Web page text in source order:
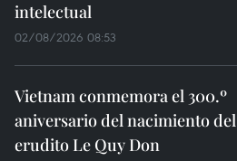
intelectual
02/08/2026 08:53
Vietnam conmemora el 300.º
aniversario del nacimiento del
erudito Le Quy Don